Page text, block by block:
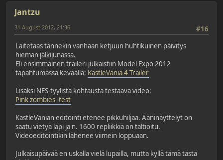
Jantzu
#16
31 August 2012, 21:36
Laitetaas tännekin vanhaan ketjuun huhtikuinen päivitys
hieman jälkijunassa.
Eli ensimmäinen traileri julkaistiin Model Expo 2012
tapahtumassa keväällä: KastleVania 4 Trailer
Lisäksi NES-tyylistä kohtausta testaava video:
Pink zombies -test
KastleVanian editointi etenee pikkuhiljaa. Ääninäyttelyt on
saatu vietyä läpi ja n. 1600 repliikkiä on taltioitu.
Videoeditointikin lähenee viimein loppuaan.
Julkaisupäivää en uskalla vielä lupailla, mutta kyllä tämä tästä